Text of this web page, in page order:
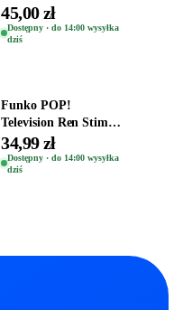
the Gods Vinyl Figure
Eugene 1281
45,00 zł
Dostępny · do 14:00 wysyłka
dziś
Funko POP!
Television Ren Stimpy
Space Madness Ren
(Special Edition) 1532
34,99 zł
Dostępny · do 14:00 wysyłka
dziś